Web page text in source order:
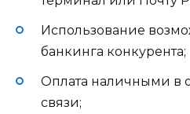
Использование
банкинга конкурента;
Оплата наличными в
связи;